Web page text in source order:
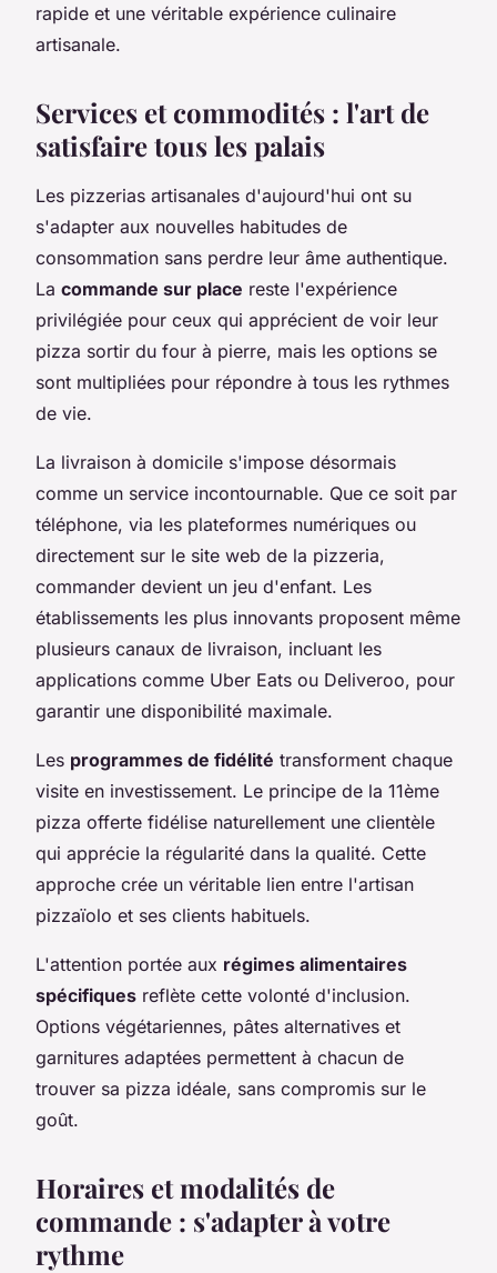
rapide et une véritable expérience culinaire
artisanale.
Services et commodités : l'art de
satisfaire tous les palais
Les pizzerias artisanales d'aujourd'hui ont su
s'adapter aux nouvelles habitudes de
consommation sans perdre leur âme authentique.
La commande sur place reste l'expérience
privilégiée pour ceux qui apprécient de voir leur
pizza sortir du four à pierre, mais les options se
sont multipliées pour répondre à tous les rythmes
de vie.
La livraison à domicile s'impose désormais
comme un service incontournable. Que ce soit par
téléphone, via les plateformes numériques ou
directement sur le site web de la pizzeria,
commander devient un jeu d'enfant. Les
établissements les plus innovants proposent même
plusieurs canaux de livraison, incluant les
applications comme Uber Eats ou Deliveroo, pour
garantir une disponibilité maximale.
Les programmes de fidélité transforment chaque
visite en investissement. Le principe de la 11ème
pizza offerte fidélise naturellement une clientèle
qui apprécie la régularité dans la qualité. Cette
approche crée un véritable lien entre l'artisan
pizzaïolo et ses clients habituels.
L'attention portée aux régimes alimentaires
spécifiques reflète cette volonté d'inclusion.
Options végétariennes, pâtes alternatives et
garnitures adaptées permettent à chacun de
trouver sa pizza idéale, sans compromis sur le
goût.
Horaires et modalités de
commande : s'adapter à votre
rythme